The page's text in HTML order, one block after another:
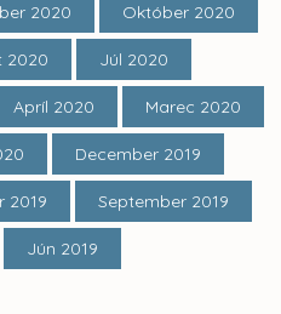
2020 Október 2020
2020 Júl 2020
Apríl 2020 Marec 2020
December 2019
2019 September 2019
Jún 2019